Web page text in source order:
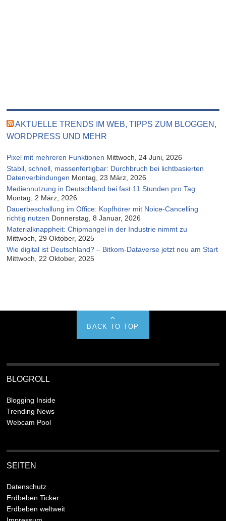
AKTUELLE TRENDS IM WEB, TIPPS ZUM BLOGGEN,
WORDPRESS UND MEHR
Pixel mit mehreren Funktionen Mittwoch, 24 Juni, 2026
Stabil, schnell, massenfertigbar: Durchbruch bei lichtbasierten
Datenverbindungen Montag, 23 März, 2026
Mediennutzung in Deutschland bei fast 11 Stunden pro Tag
Montag, 2 März, 2026
Dauerbeschallung im Office: Kopfhörer mit Noice-Cancelling
richtig nutzen Donnerstag, 8 Januar, 2026
Materialknappheit: Chipmangel in der Industrie nimmt zu
Mittwoch, 29 Oktober, 2025
Wie digital ist Deutschland? – Bitkom-Dataverse jetzt neu am Start
Mittwoch, 22 Oktober, 2025
BACK TO TOP
BLOGROLL
Blogging Inside
Trending News
Webcam Pool
SEITEN
Datenschutz
Erdbeben Ticker
Erdbeben weltweit